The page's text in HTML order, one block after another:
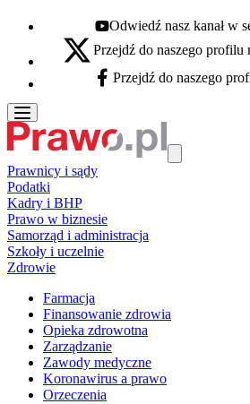
Youtube - otwiera się w nowej
Odwiedź nasz kanał w
X - otwiera się w nowej karcie
Przejdź do naszego
Facebook - otwiera się w nowej
Przejdź do naszego
Prawnicy i sądy
Podatki
Kadry i BHP
Prawo w biznesie
Samorząd i administracja
Szkoły i uczelnie
Zdrowie
Farmacja
Finansowanie zdrowia
Opieka zdrowotna
Zarządzanie
Zawody medyczne
Koronawirus a prawo
Orzeczenia